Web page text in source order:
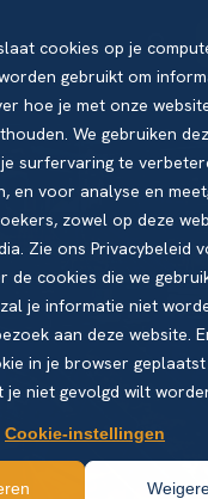
cookies op je
gebruikt om
hoe je met onze
We gebruiken
surfervaring te
en voor analyse en
zowel op deze
Zie ons Privacybeleid
de cookies die we
je informatie niet
aan deze website.
in je browser
niet gevolgd wilt
Cookie-instellingen